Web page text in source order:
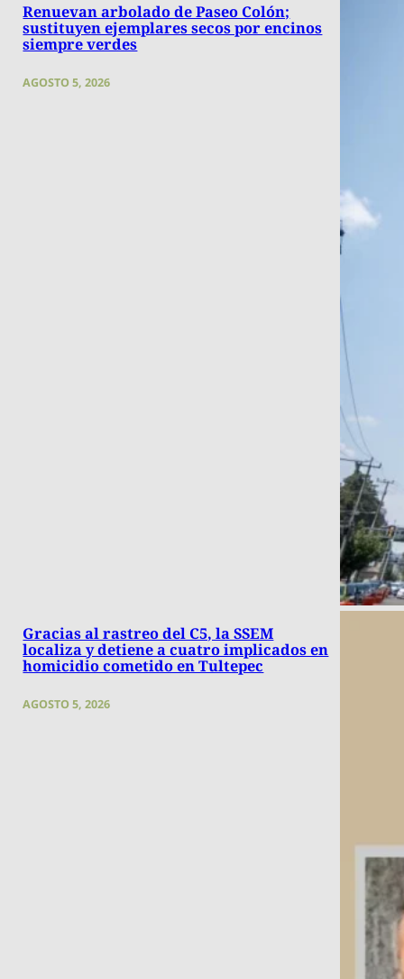
Renuevan arbolado de Paseo Colón;
sustituyen ejemplares secos por encinos
siempre verdes
AGOSTO 5, 2026
Gracias al rastreo del C5, la SSEM
localiza y detiene a cuatro implicados en
homicidio cometido en Tultepec
AGOSTO 5, 2026